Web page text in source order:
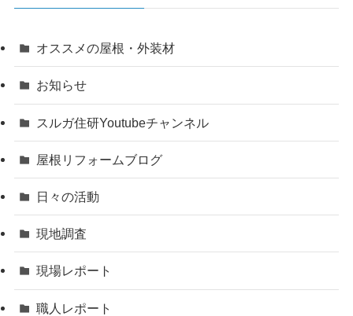
オススメの屋根・外装材
お知らせ
スルガ住研Youtubeチャンネル
屋根リフォームブログ
日々の活動
現地調査
現場レポート
職人レポート